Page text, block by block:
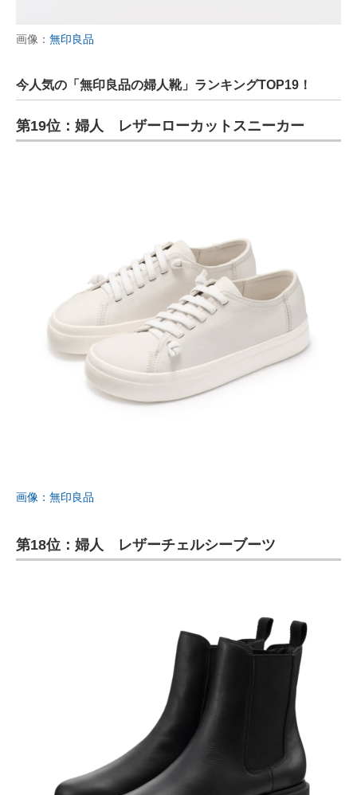
画像： 無印良品
今人気の「無印良品の婦人靴」ランキングTOP19！
第19位：婦人 レザーローカットスニーカー
画像：無印良品
第18位：婦人 レザーチェルシーブーツ